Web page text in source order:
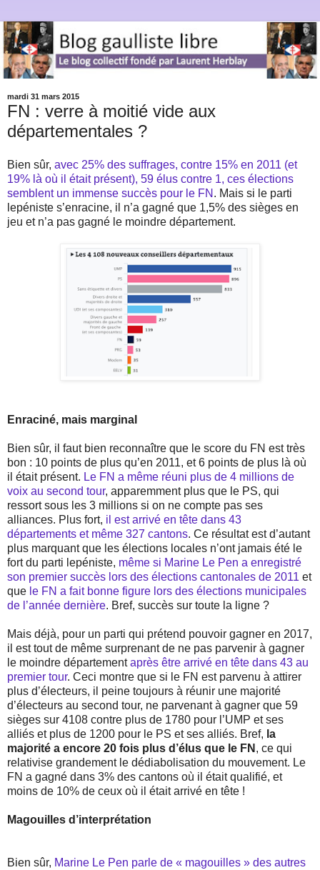
mardi 31 mars 2015
FN : verre à moitié vide aux
départementales ?
Bien sûr, avec 25% des suffrages, contre 15% en 2011 (et
19% là où il était présent), 59 élus contre 1, ces élections
semblent un immense succès pour le FN . Mais si le parti
lepéniste s’enracine, il n’a gagné que 1,5% des sièges en
jeu et n’a pas gagné le moindre département.
Enraciné, mais marginal
Bien sûr, il faut bien reconnaître que le score du FN est très
bon : 10 points de plus qu’en 2011, et 6 points de plus là où
il était présent. Le FN a même réuni plus de 4 millions de
voix au second tour, apparemment plus que le PS, qui
ressort sous les 3 millions si on ne compte pas ses
alliances. Plus fort, il est arrivé en tête dans 43
départements et même 327 cantons. Ce résultat est d’autant
plus marquant que les élections locales n’ont jamais été le
fort du parti lepéniste, même si Marine Le Pen a enregistré
son premier succès lors des élections cantonales de 2011 et
que le FN a fait bonne figure lors des élections municipales
de l’année dernière. Bref, succès sur toute la ligne ?
Mais déjà, pour un parti qui prétend pouvoir gagner en 2017,
il est tout de même surprenant de ne pas parvenir à gagner
le moindre départementaprès être arrivé en tête dans 43 au
premier tour. Ceci montre que si le FN est parvenu à attirer
plus d’électeurs, il peine toujours à réunir une majorité
d’électeurs au second tour, ne parvenant à gagner que 59
sièges sur 4108 contre plus de 1780 pour l’UMP et ses
alliés et plus de 1200 pour le PS et ses alliés. Bref, la
majorité a encore 20 fois plus d’élus que le FN , ce qui
relativise grandement le dédiabolisation du mouvement. Le
FN a gagné dans 3% des cantons où il était qualifié, et
moins de 10% de ceux où il était arrivé en tête !
Magouilles d’interprétation
Bien sûr, Marine Le Pen parle de « magouilles » des autres